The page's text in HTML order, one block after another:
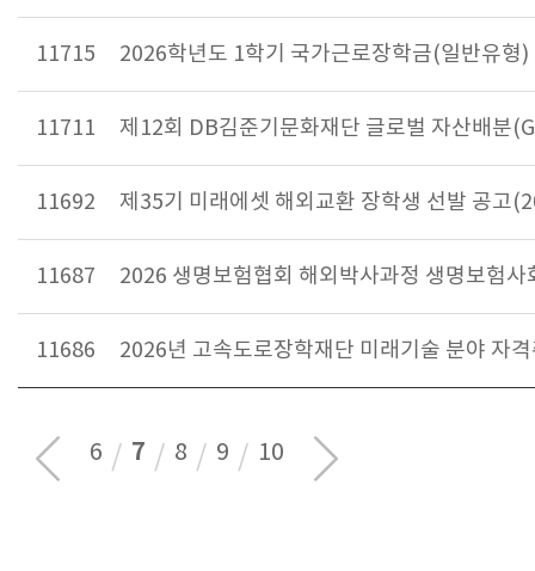
11715 2026학년도 1학기 국가근로장학금(일반유형)
11711 제12회 DB김준기문화재단 글로벌 자산배분
11692 제35기 미래에셋 해외교환 장학생 선발 공고
11687 2026 생명보험협회 해외박사과정 생명보험
11686 2026년 고속도로장학재단 미래기술 분야 자
6 7 8 9 10